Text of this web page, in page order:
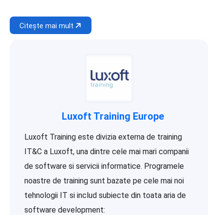
Citește mai mult
Luxoft Training Europe
Luxoft Training este divizia externa de training
IT&C a Luxoft, una dintre cele mai mari companii
de software si servicii informatice. Programele
noastre de training sunt bazate pe cele mai noi
tehnologii IT si includ subiecte din toata aria de
software development: